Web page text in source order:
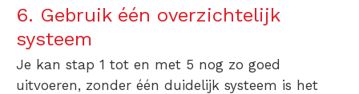
6. Gebruik één overzichtelijk
systeem
Je kan stap 1 tot en met 5 nog zo goed
uitvoeren, zonder één duidelijk systeem is het